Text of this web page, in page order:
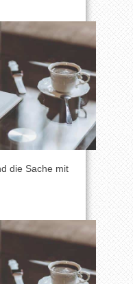
die Sache mit